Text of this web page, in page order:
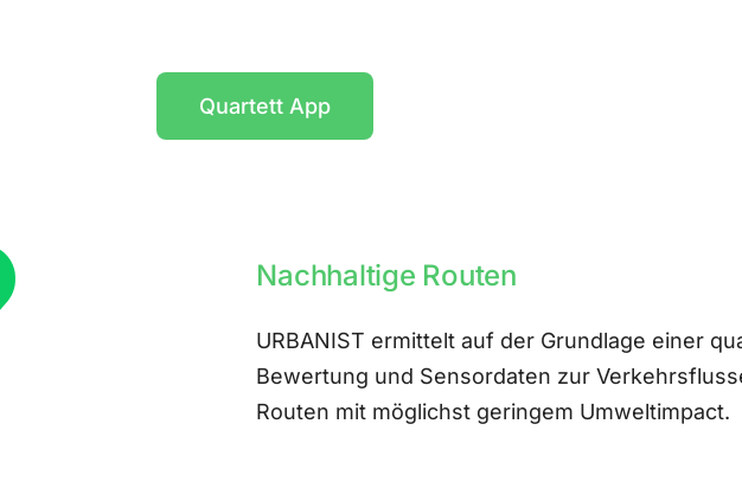
Quartett App
Nachhaltige Routen
URBANIST ermittelt auf der Grundlage einer
Bewertung und Sensordaten zur
Routen mit möglichst geringem Umweltimpact.